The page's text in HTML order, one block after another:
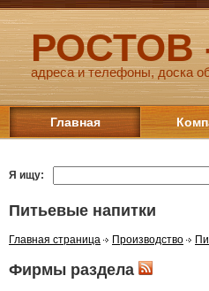
РОСТОВ
адреса и телефоны, доска
Главная
Я ищу:
Питьевые напитки
Главная страница Производство
Фирмы раздела